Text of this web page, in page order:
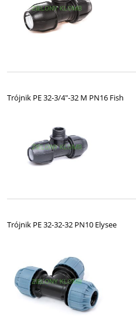
Trójnik PE 32-3/4"-32 M PN16 Fish
Trójnik PE 32-32-32 PN10 Elysee